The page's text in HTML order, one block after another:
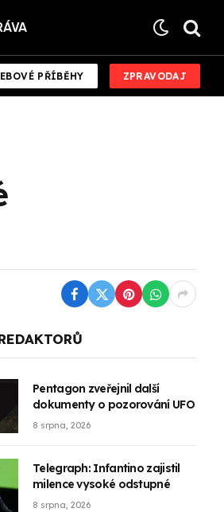
PŘÍBĚHY ZPRAVODAJ
Pentagon zveřejnil další
dokumenty o pozorování UFO
8 srpna, 2026
Telegraph: Infantino zajistil
milence vysoké odstupné
8 srpna, 2026